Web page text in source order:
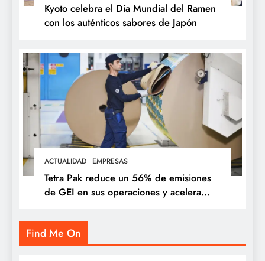
Kyoto celebra el Día Mundial del Ramen
con los auténticos sabores de Japón
ACTUALIDAD EMPRESAS
Tetra Pak reduce un 56% de emisiones
de GEI en sus operaciones y acelera
más sostenible
Find Me On